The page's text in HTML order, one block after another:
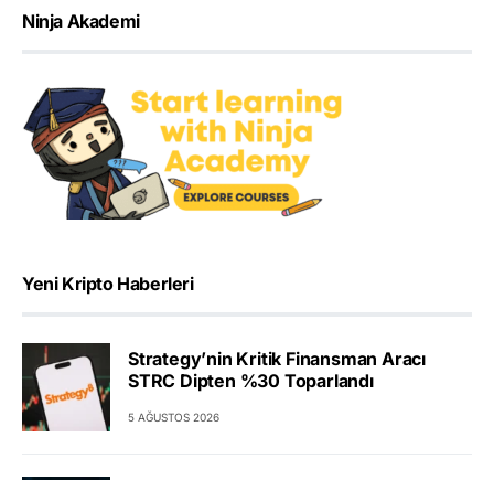
Ninja Akademi
Yeni Kripto Haberleri
Strategy’nin Kritik Finansman Aracı
STRC Dipten %30 Toparlandı
5 AĞUSTOS 2026